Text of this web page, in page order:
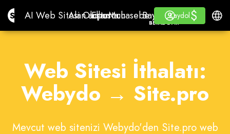
Site.proAI Web Sitesi Oluşturucu
AI Web Sitesi Oluşturucu
Alan adları
Alan adları
Eposta
EpostaMuhasebe yazılımı
Muhasebe yazılımı
Bayiler İçinBeyaz
Bayiler İçin
BEYAZ ETIKET
Öğrenmek
Öğrenmek
Kaydol
Kaydol
Giriş yap$
$
Web Sitesi İthalatı:
Webydo → Site.pro
Mevcut web sitenizi Webydo'den Site.pro web